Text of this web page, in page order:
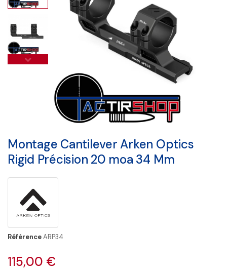
Montage Cantilever Arken Optics
Rigid Précision 20 moa 34 Mm
RéférenceARP34
115,00 €